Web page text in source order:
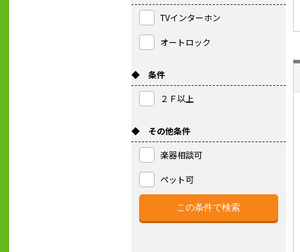
TVインターホン
オートロック
◆ 条件
２Ｆ以上
◆ その他条件
楽器相談可
ペット可